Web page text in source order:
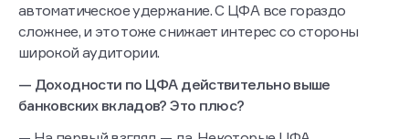
автоматическое удержание. С ЦФА все гораздо
сложнее, и это тоже снижает интерес со стороны
широкой аудитории.
— Доходности по ЦФА действительно выше
банковских вкладов? Это плюс?